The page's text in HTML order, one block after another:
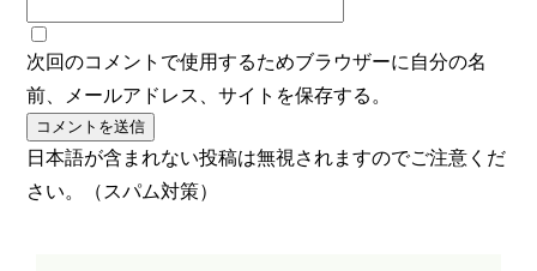
次回のコメントで使用するためブラウザーに自分の名
前、メールアドレス、サイトを保存する。
日本語が含まれない投稿は無視されますのでご注意くだ
さい。（スパム対策）